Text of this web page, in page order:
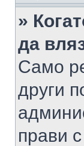
»
да
Само
други
прави